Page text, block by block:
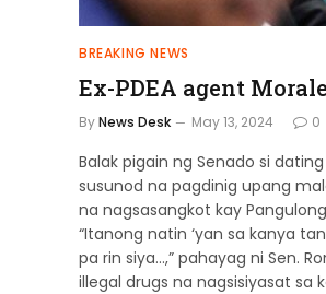
BREAKING NEWS
Ex-PDEA agent
ByNews Desk May 13, 2024 0
Balak pigain ng Senado si
susunod na pagdinig upang
na nagsasangkot kay
“Itanong natin ‘yan sa kanya
pa rin siya…,” pahayag ni Sen.
illegal drugs na nagsisiyasat sa